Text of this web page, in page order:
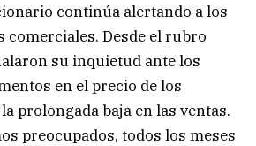
continúa alertando a los
comerciales. Desde el rubro
su inquietud ante los
en el precio de los
prolongada baja en las ventas.
preocupados, todos los meses